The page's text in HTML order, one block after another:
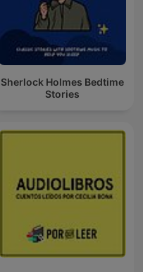
Sherlock Holmes Bedtime
Stories